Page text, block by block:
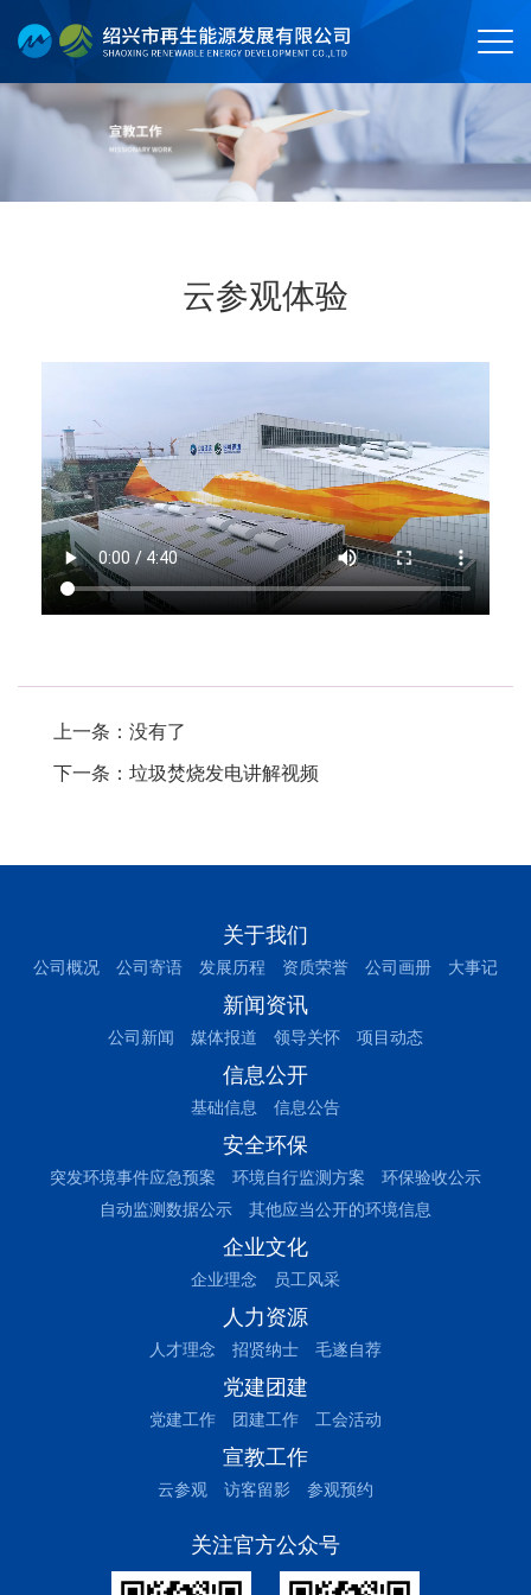
云参观体验
上一条：没有了
下一条： 垃圾焚烧发电讲解视频
关于我们
公司概况 公司寄语 发展历程 资质荣誉 公司画册 大事记
新闻资讯
公司新闻 媒体报道 领导关怀 项目动态
信息公开
基础信息 信息公告
安全环保
突发环境事件应急预案 环境自行监测方案
环保验收公示
自动监测数据公示
其他应当公开的环境信息
企业文化
企业理念 员工风采
人力资源
人才理念 招贤纳士 毛遂自荐
党建团建
党建工作 团建工作 工会活动
宣教工作
云参观 访客留影 参观预约
关注官方公众号